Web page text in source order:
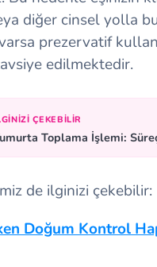
diğer cinsel yolla
varsa prezervatif
edilmektedir.
ÇEKEBILIR
Toplama İşlemi:
de ilginizi çekebilir:
Doğum Kontrol